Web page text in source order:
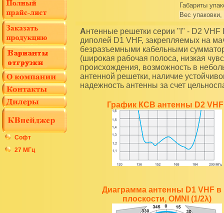
Софт
27 МГц
Габариты
Вес упаковки,
Антенные решетки серии "I" - D2 VHF I и D4 VHF I состоят соответственно из 2-х и 4-х
диполей D1 VHF, закрепляемых на
безразъемными кабельными
(широкая рабочая полоса, низкая
происхождения, возможность в
антенной решетки, наличие
надежность антенны за счет
График КСВ антенны D2 VHF
Диаграмма антенны D1 VHF в
плоскости, OMNI (1/2λ)